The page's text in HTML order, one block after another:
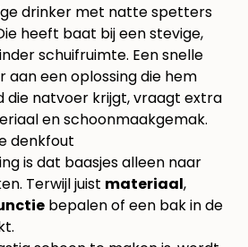
drinker met natte spetters
heeft baat bij een stevige,
schuifruimte. Een snelle
een oplossing die hem
die natvoer krijgt, vraagt extra
en schoonmaakgemak.
denkfout
is dat baasjes alleen naar
Terwijl juist materiaal,
bepalen of een bak in de